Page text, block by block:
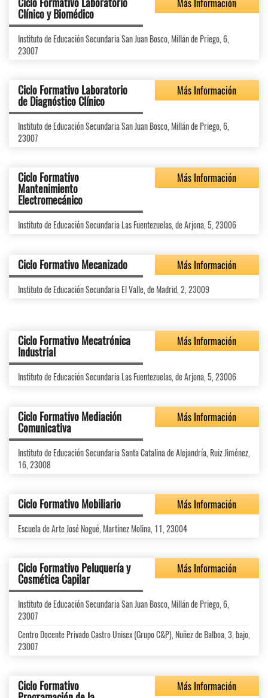
Clínico y Biomédico
Más Información
Instituto de Educación Secundaria San Juan Bosco, Millán de Priego, 6,
23007
Ciclo Formativo Laboratorio
de Diagnóstico Clínico
Más Información
Instituto de Educación Secundaria San Juan Bosco, Millán de Priego, 6,
23007
Ciclo Formativo
Mantenimiento
Electromecánico
Más Información
Instituto de Educación Secundaria Las Fuentezuelas, de Arjona, 5, 23006
Ciclo Formativo Mecanizado Más Información
Instituto de Educación Secundaria El Valle, de Madrid, 2, 23009
Ciclo Formativo Mecatrónica
Industrial
Más Información
Instituto de Educación Secundaria Las Fuentezuelas, de Arjona, 5, 23006
Ciclo Formativo Mediación
Comunicativa
Más Información
Instituto de Educación Secundaria Santa Catalina de Alejandría, Ruiz Jiménez,
16, 23008
Ciclo Formativo Mobiliario Más Información
Escuela de Arte José Nogué, Martínez Molina, 11, 23004
Ciclo Formativo Peluquería y
Cosmética Capilar
Más Información
Instituto de Educación Secundaria San Juan Bosco, Millán de Priego, 6,
23007
Centro Docente Privado Castro Unisex (Grupo C&P), Nuñez de Balboa, 3, bajo,
23007
Ciclo Formativo Más Información